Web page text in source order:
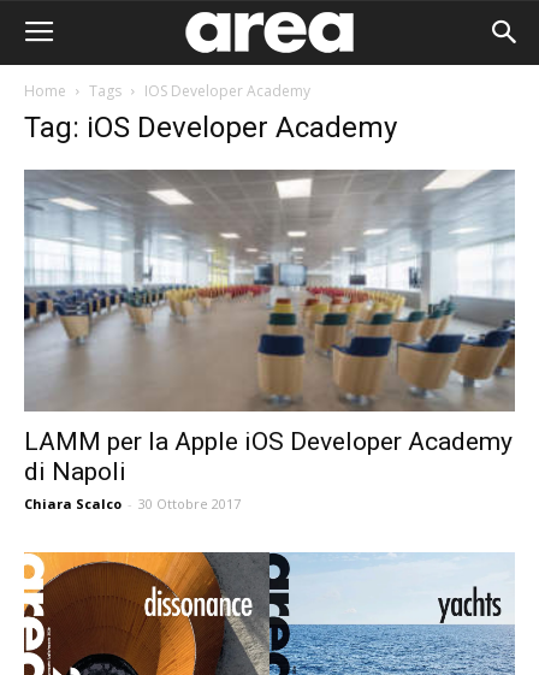
Home Tags IOS Developer Academy
Tag: iOS Developer Academy
LAMM per la Apple iOS Developer Academy
di Napoli
Chiara Scalco - 30 Ottobre 2017